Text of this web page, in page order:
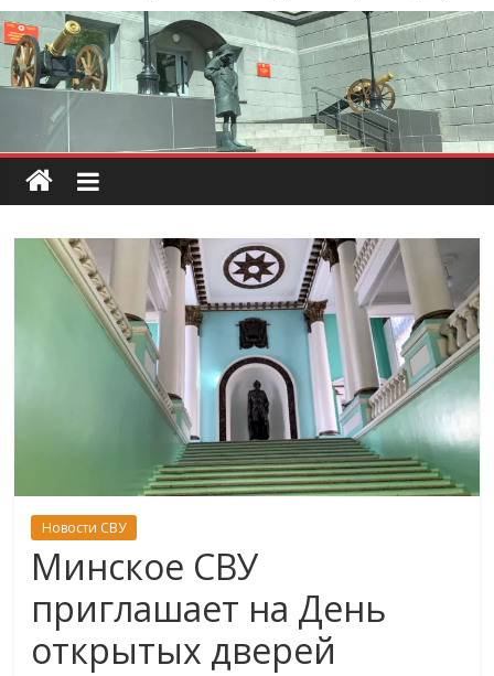
Новости СВУ
Минское СВУ
приглашает на День
открытых дверей